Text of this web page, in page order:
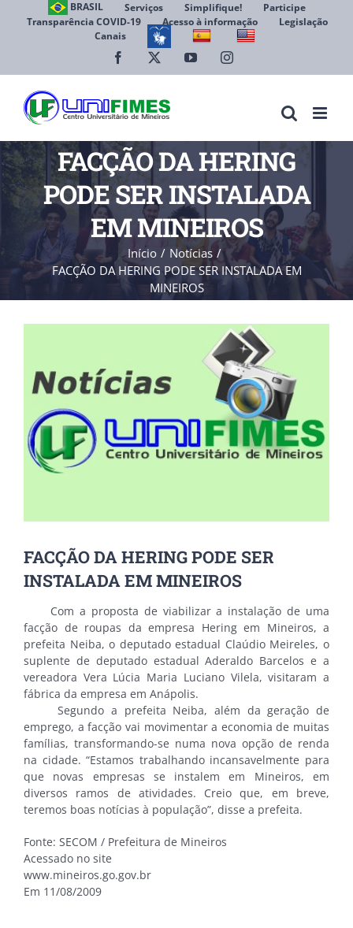
BRASIL Serviços Simplifique!
Participe
Transparência COVID-19
Acesso à informação
Legislação
Canais
Facebook YouTubeInstagram
FACÇÃO DA HERING
PODE SER INSTALADA
EM MINEIROS
Início
Notícias
FACÇÃO DA HERING PODE SER INSTALADA EM
MINEIROS
FACÇÃO DA HERING PODE SER
INSTALADA EM MINEIROS
Com a proposta de viabilizar a instalação de uma
facção de roupas da empresa Hering em Mineiros, a
prefeita Neiba, o deputado estadual Claúdio Meireles, o
suplente de deputado estadual Aderaldo Barcelos e a
vereadora Vera Lúcia Maria Luciano Vilela, visitaram a
fábrica da empresa em Anápolis.
Segundo a prefeita Neiba, além da geração de
emprego, a facção vai movimentar a economia de muitas
famílias, transformando-se numa nova opção de renda
na cidade. “Estamos trabalhando incansavelmente para
que novas empresas se instalem em Mineiros, em
diversos ramos de atividades. Creio que, em breve,
teremos boas notícias à população”, disse a prefeita.
Fonte: SECOM / Prefeitura de Mineiros
Acessado no site
www.mineiros.go.gov.br
Em 11/08/2009